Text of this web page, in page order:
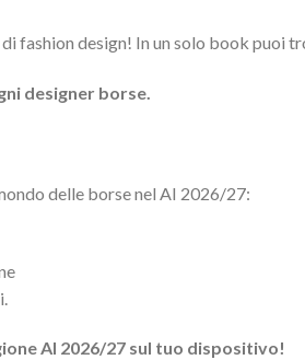
design! In un solo book puoi
designer borse.
delle borse nel AI 2026/27:
AI 2026/27 sul tuo dispositivo!